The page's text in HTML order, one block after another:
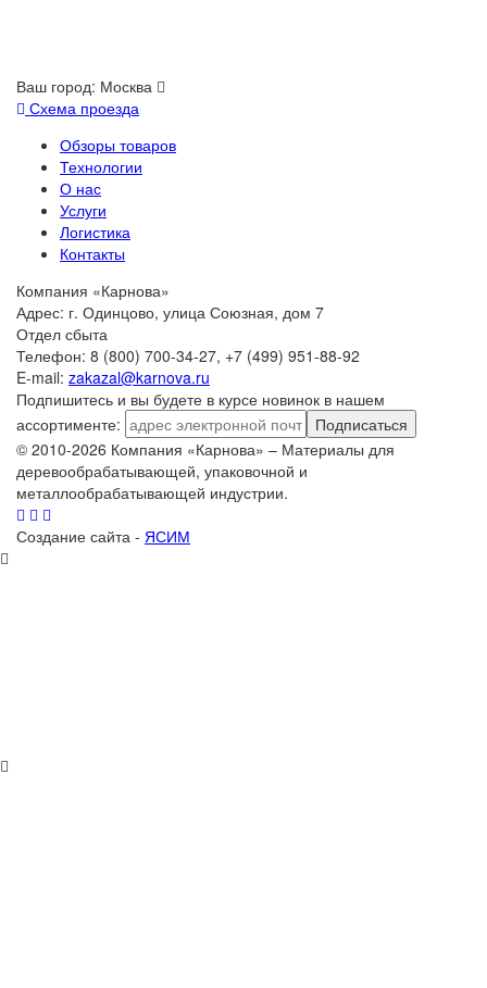
Ваш город: Москва
Схема проезда
Обзоры товаров
Технологии
О нас
Услуги
Логистика
Контакты
Компания «Карнова»
Адрес: г. Одинцово, улица Союзная, дом 7
Отдел сбыта
Телефон: 8 (800) 700-34-27, +7 (499) 951-88-92
E-mail: zakazal@karnova.ru
Подпишитесь и вы будете в курсе новинок в нашем
ассортименте:
Подписаться
© 2010-2026 Компания «Карнова» – Материалы для
деревообрабатывающей, упаковочной и
металлообрабатывающей индустрии.
Создание сайта - ЯСИМ